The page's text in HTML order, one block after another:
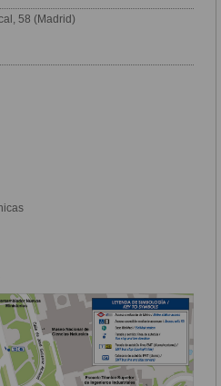
58 (Madrid)